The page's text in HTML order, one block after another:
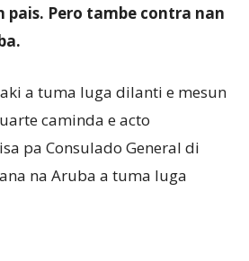
pais. Pero tambe contra nan
a tuma luga dilanti e mesun
caminda e acto
pa Consulado General di
na Aruba a tuma luga